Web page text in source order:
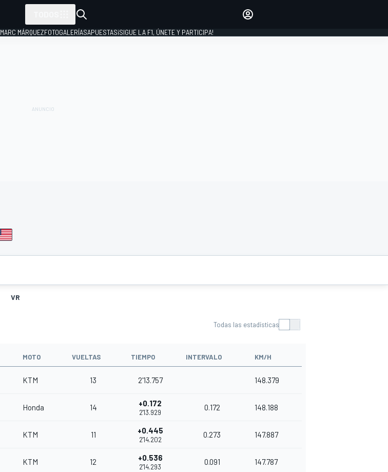
MARC MÁRQUEZFOTOGALERÍASAPUESTAS¡SIGUE LA F1, ÚNETE Y PARTICIPA!
VR
Todas las estadísticas
MOTO VUELTAS TIEMPO INTERVALO KM/H
KTM 13 2'13.757 148.379
Honda 14 +0.172
2'13.929
0.172 148.188
KTM 11 +0.445
2'14.202
0.273 147.887
KTM 12 +0.536
2'14.293
0.091 147.787